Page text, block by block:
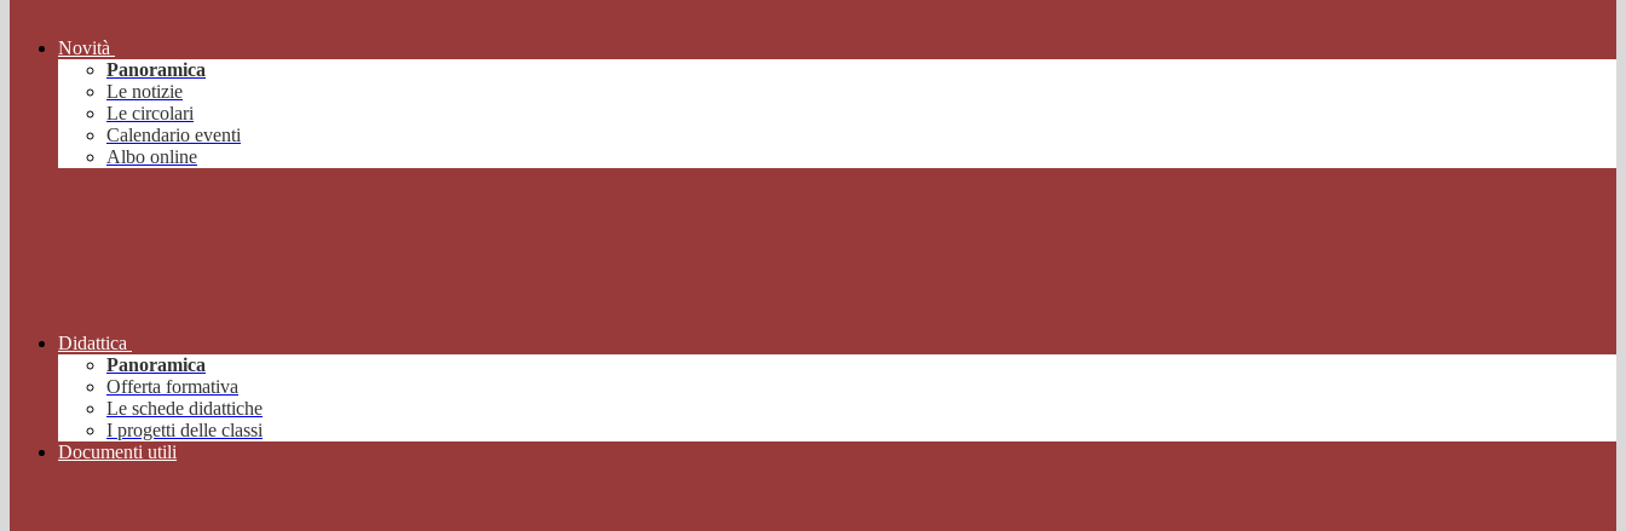
Novità
Panoramica
Le notizie
Le circolari
Calendario eventi
Albo online
Didattica
Panoramica
Offerta formativa
Le schede didattiche
I progetti delle classi
Documenti utili